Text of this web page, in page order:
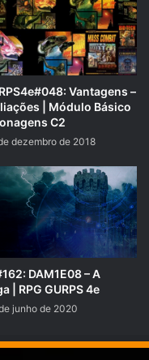
Reis (ouvinte) –
de Faerûn, no mundo de
( Summertide
Vantagens –
| Módulo Básico
C2
dezembro de 2018
DAM1E08 – A
| RPG GURPS 4e
junho de 2020